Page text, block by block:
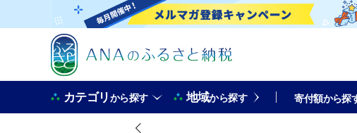
カテゴリから探す 地域から探す 寄付額から探